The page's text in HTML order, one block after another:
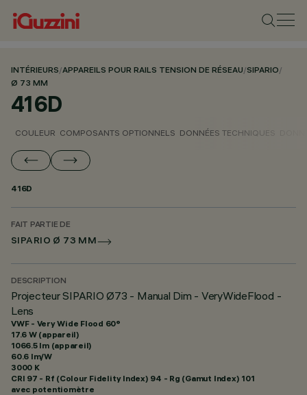
INTÉRIEURS/APPAREILS POUR RAILS TENSION DE RÉSEAU/SIPARIO/
Ø 73 MM
416D
COULEUR COMPOSANTS OPTIONNELS DONNÉES TECHNIQUES
416D
FAIT PARTIE DE
SIPARIO Ø 73 MM
DESCRIPTION
Projecteur SIPARIO Ø73 - Manual Dim - VeryWideFlood -
Lens
VWF - Very Wide Flood 60°
17.6 W (appareil)
1066.5 lm (appareil)
60.6 lm/W
3000 K
CRI 97 - Rf (Colour Fidelity Index) 94 - Rg (Gamut Index) 101
avec potentiomètre